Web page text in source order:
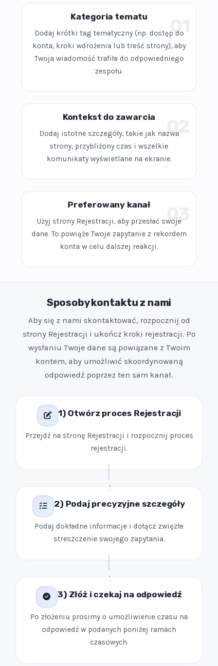
01
Kategoria tematu
Dodaj krótki tag tematyczny (np. dostęp do
konta, kroki wdrożenia lub treść strony), aby
Twoja wiadomość trafiła do odpowiedniego
zespołu.
02
Kontekst do zawarcia
Dodaj istotne szczegóły, takie jak nazwa
strony, przybliżony czas i wszelkie
komunikaty wyświetlane na ekranie.
03
Preferowany kanał
Użyj strony Rejestracji, aby przesłać swoje
dane. To powiąże Twoje zapytanie z rekordem
konta w celu dalszej reakcji.
Sposoby kontaktu z nami
Aby się z nami skontaktować, rozpocznij od
strony Rejestracji i ukończ kroki rejestracji. Po
wysłaniu Twoje dane są powiązane z Twoim
kontem, aby umożliwić skoordynowaną
odpowiedź poprzez ten sam kanał.
1) Otwórz proces Rejestracji
Przejdź na stronę Rejestracji i rozpocznij proces
rejestracji.
2) Podaj precyzyjne szczegóły
Podaj dokładne informacje i dołącz zwięzłe
streszczenie swojego zapytania.
3) Złóż i czekaj na odpowiedź
Po złożeniu prosimy o umożliwienie czasu na
odpowiedź w podanych poniżej ramach
czasowych.